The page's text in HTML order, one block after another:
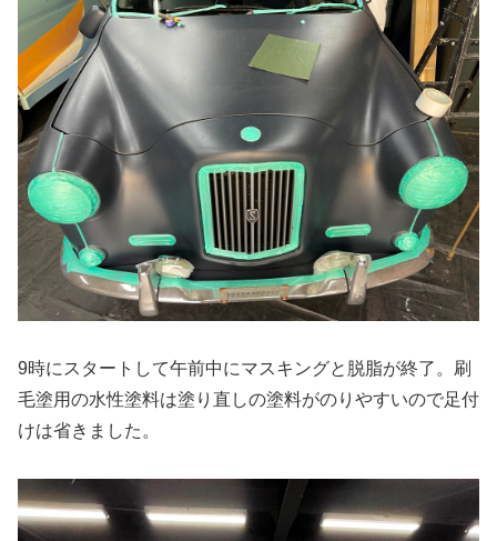
9時にスタートして午前中にマスキングと脱脂が終了。刷
毛塗用の水性塗料は塗り直しの塗料がのりやすいので足付
けは省きました。